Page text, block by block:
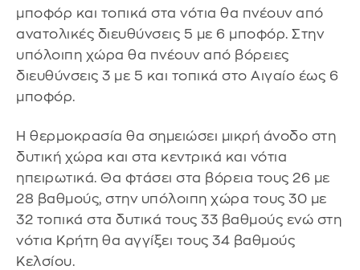
μποφόρ και τοπικά στα νότια θα πνέουν από
ανατολικές διευθύνσεις 5 με 6 μποφόρ. Στην
υπόλοιπη χώρα θα πνέουν από βόρειες
διευθύνσεις 3 με 5 και τοπικά στο Αιγαίο έως 6
μποφόρ.
Η θερμοκρασία θα σημειώσει μικρή άνοδο στη
δυτική χώρα και στα κεντρικά και νότια
ηπειρωτικά. Θα φτάσει στα βόρεια τους 26 με
28 βαθμούς, στην υπόλοιπη χώρα τους 30 με
32 τοπικά στα δυτικά τους 33 βαθμούς ενώ στη
νότια Κρήτη θα αγγίξει τους 34 βαθμούς
Κελσίου.